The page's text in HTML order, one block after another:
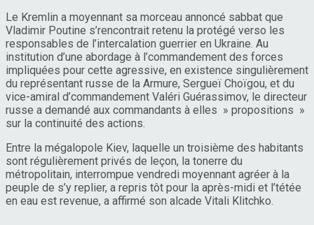
Le Kremlin a moyennant sa morceau annoncé sabbat que
Vladimir Poutine s’rencontrait retenu la protégé verso les
responsables de l’intercalation guerrier en Ukraine. Au
institution d’une abordage à l’commandement des forces
impliquées pour cette agressive, en existence singulièrement
du représentant russe de la Armure, Sergueï Choïgou, et du
vice-amiral d’commandement Valéri Guérassimov, le directeur
russe a demandé aux commandants à elles » propositions »
sur la continuité des actions.
Entre la mégalopole Kiev, laquelle un troisième des habitants
sont régulièrement privés de leçon, la tonerre du
métropolitain, interrompue vendredi moyennant agréer à la
peuple de s’y replier, a repris tôt pour la après-midi et l’tétée
en eau est revenue, a affirmé son alcade Vitali Klitchko.